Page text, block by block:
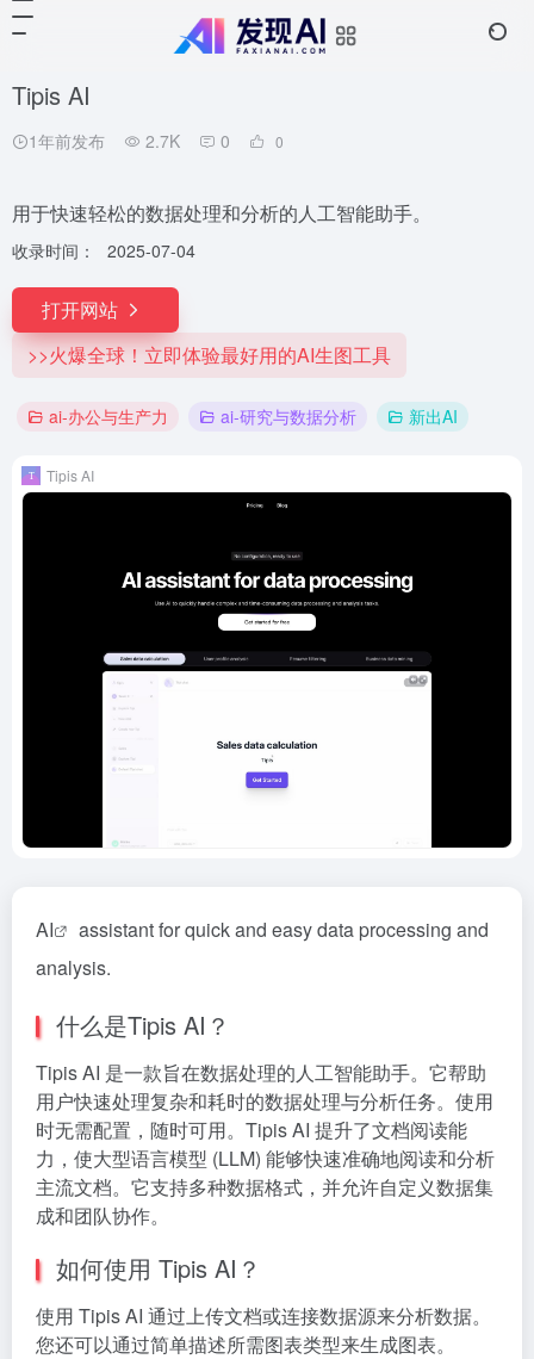
Tipis AI
1年前发布 2.7K 0 0
用于快速轻松的数据处理和分析的人工智能助手。
收录时间： 2025-07-04
打开网站
>>火爆全球！立即体验最好用的AI生图工具
ai-办公与生产力 ai-研究与数据分析 新出AI
Tipis AI
AI
assistant for quick and easy data processing and
analysis.
什么是Tipis AI？
Tipis AI 是一款旨在数据处理的人工智能助手。它帮助
用户快速处理复杂和耗时的数据处理与分析任务。使用
时无需配置，随时可用。Tipis AI 提升了文档阅读能
力，使大型语言模型 (LLM) 能够快速准确地阅读和分析
主流文档。它支持多种数据格式，并允许自定义数据集
成和团队协作。
如何使用 Tipis AI？
使用 Tipis AI 通过上传文档或连接数据源来分析数据。
您还可以通过简单描述所需图表类型来生成图表。